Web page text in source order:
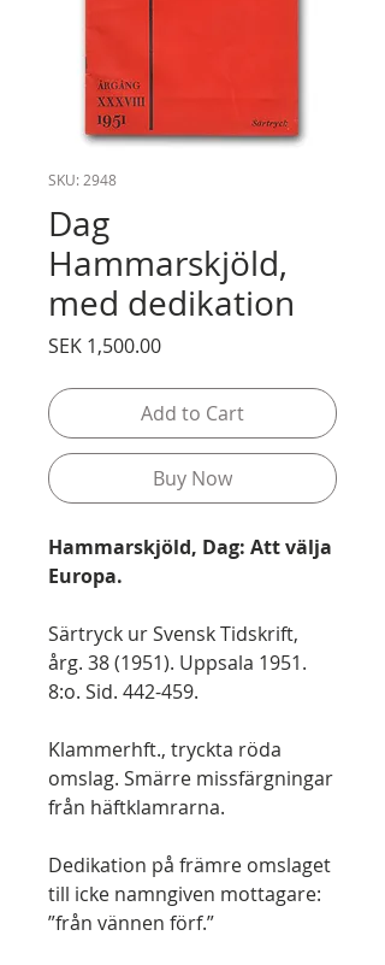
SKU: 2948
Dag
Hammarskjöld,
med dedikation
SEK 1,500.00Price
Add to Cart
Buy Now
Hammarskjöld, Dag: Att välja
Europa.
Särtryck ur Svensk Tidskrift,
årg. 38 (1951). Uppsala 1951.
8:o. Sid. 442-459.
Klammerhft., tryckta röda
omslag. Smärre missfärgningar
från häftklamrarna.
Dedikation på främre omslaget
till icke namngiven mottagare:
”från vännen förf.”